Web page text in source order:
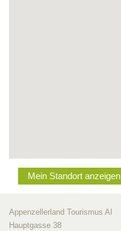
Mein Standort anzeigen
Appenzellerland Tourismus AI
Hauptgasse 38